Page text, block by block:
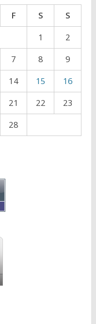
F S
S
1
2
7 8
9
14 15
16
21 22
23
28